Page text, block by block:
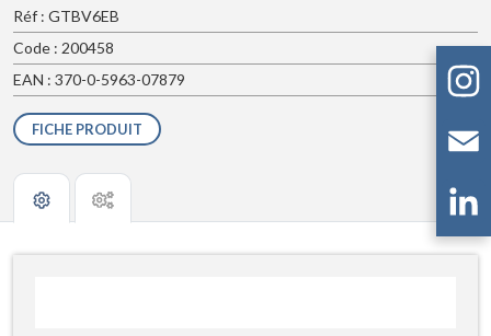
Réf : GTBV6EB
Code : 200458
EAN : 370-0-5963-07879
FICHE PRODUIT